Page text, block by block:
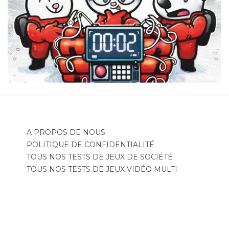
A PROPOS DE NOUS
POLITIQUE DE CONFIDENTIALITÉ
TOUS NOS TESTS DE JEUX DE SOCIÉTÉ
TOUS NOS TESTS DE JEUX VIDÉO MULTI